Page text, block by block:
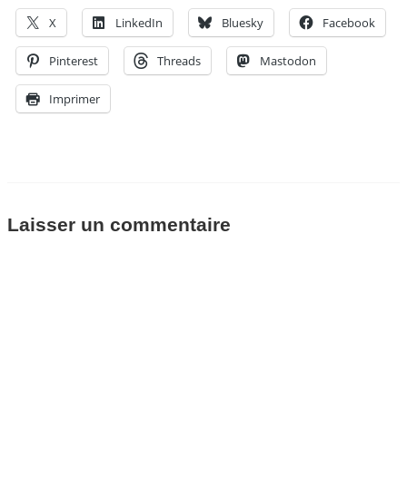
X LinkedIn Bluesky Facebook
Pinterest Threads Mastodon
Imprimer
Laisser un commentaire